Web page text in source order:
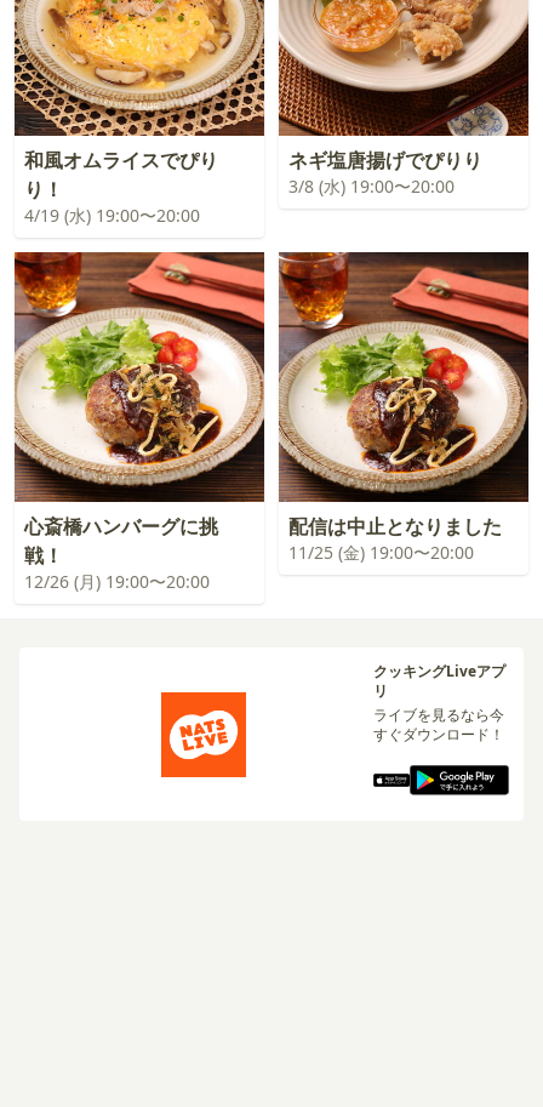
和風オムライスでぴり
り！
4/19 (水) 19:00〜20:00
ネギ塩唐揚げでぴりり
3/8 (水) 19:00〜20:00
心斎橋ハンバーグに挑
戦！
12/26 (月) 19:00〜20:00
配信は中止となりました
11/25 (金) 19:00〜20:00
クッキングLiveアプ
リ
ライブを見るなら今
すぐダウンロード！